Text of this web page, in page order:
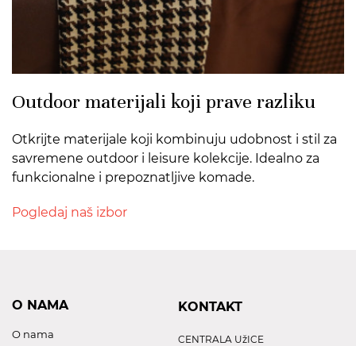
Outdoor materijali koji prave razliku
Otkrijte materijale koji kombinuju udobnost i stil za
savremene outdoor i leisure kolekcije. Idealno za
funkcionalne i prepoznatljive komade.
Pogledaj naš izbor
O NAMA
O nama
KONTAKT
CENTRALA UžICE